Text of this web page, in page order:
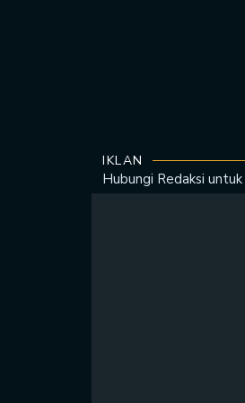
IKLAN
Hubungi Redaksi untuk